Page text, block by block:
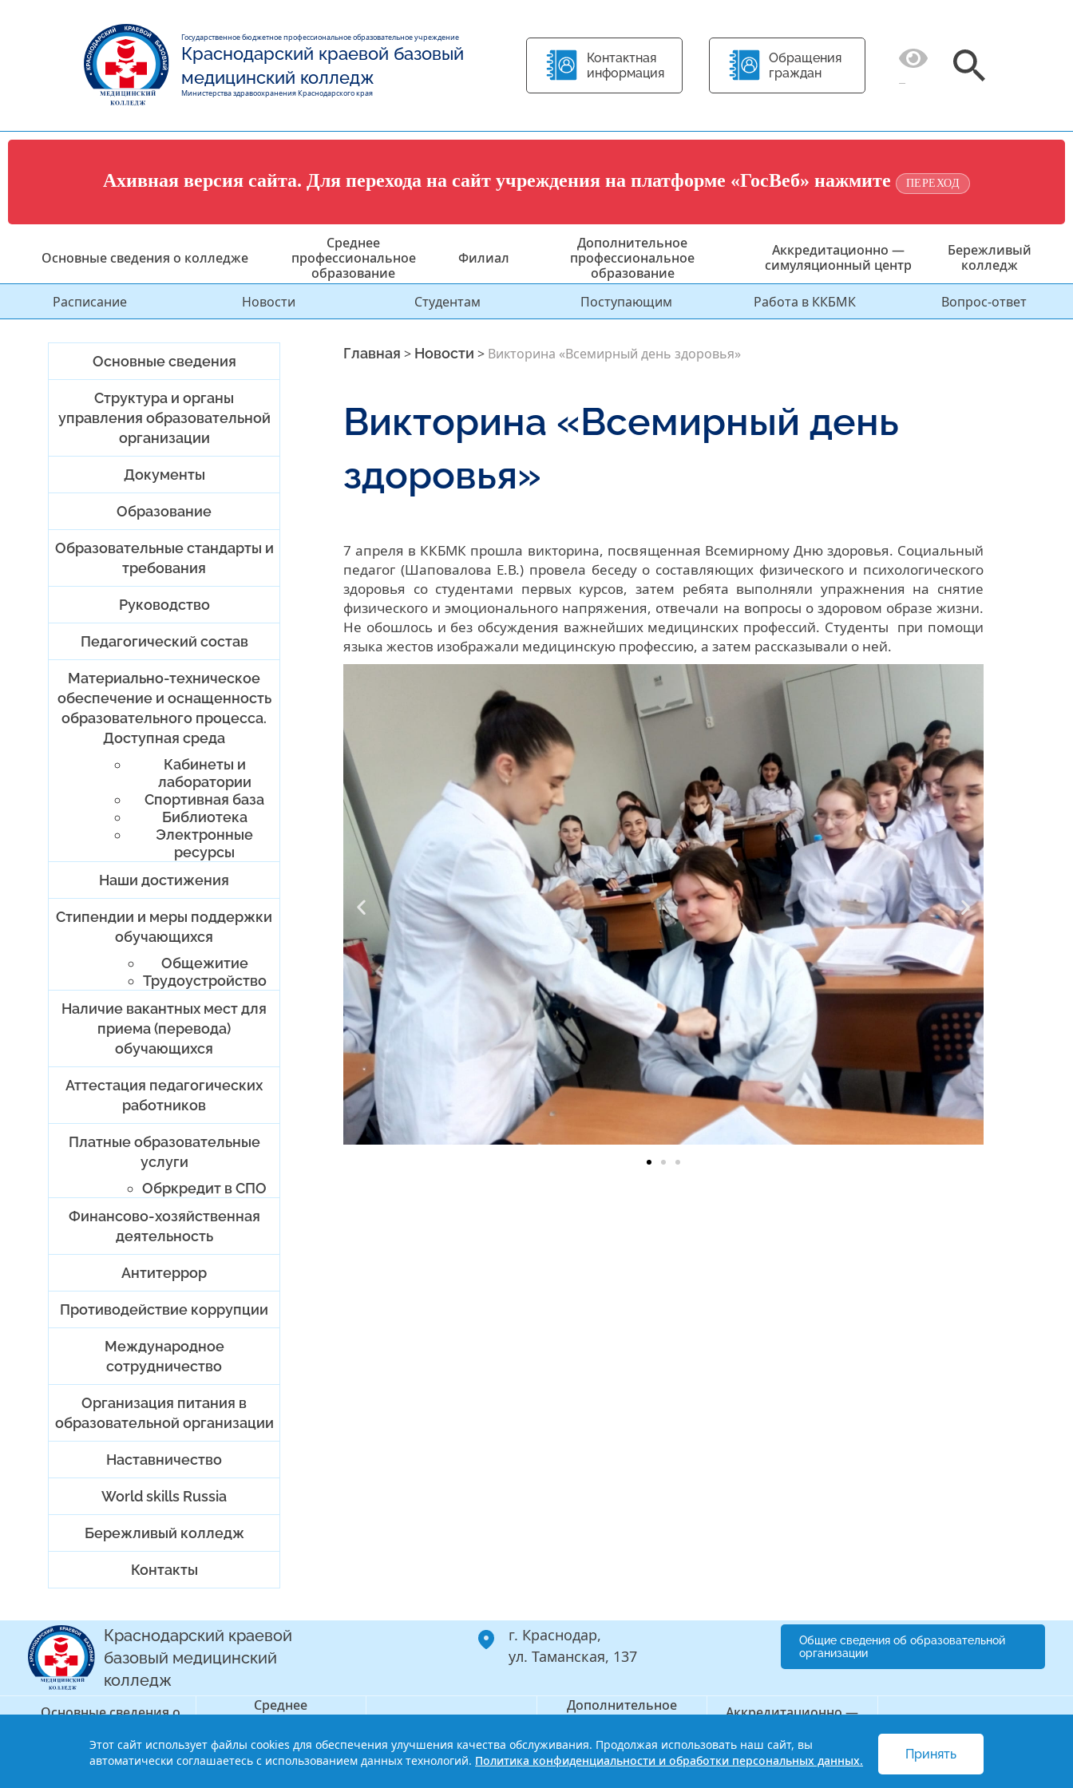
Государственное бюджетное профессиональное образовательное учреждение
Краснодарский краевой базовый
медицинский колледж
Министерства здравоохранения Краснодарского края
Контактная
информация
Обращения
граждан
Ахивная версия сайта. Для перехода на сайт учреждения на платформе «ГосВеб» нажмите ПЕРЕХОД
Основные сведения о колледже
Среднее
профессиональное
образование
Филиал
Дополнительное
профессиональное
образование
Аккредитационно —
симуляционный центр
Бережливый
колледж
Расписание Новости Студентам Поступающим Работа в ККБМК Вопрос-ответ
Основные сведения
Структура и органы
управления образовательной
организации
Документы
Образование
Образовательные стандарты и
требования
Руководство
Педагогический состав
Материально-техническое
обеспечение и оснащенность
образовательного процесса.
Доступная среда
Кабинеты и
лаборатории
Спортивная база
Библиотека
Электронные
ресурсы
Наши достижения
Стипендии и меры поддержки
обучающихся
Общежитие
Трудоустройство
Наличие вакантных мест для
приема (перевода)
обучающихся
Аттестация педагогических
работников
Платные образовательные
услуги
Обркредит в СПО
Финансово-хозяйственная
деятельность
Антитеррор
Противодействие коррупции
Международное
сотрудничество
Организация питания в
образовательной организации
Наставничество
World skills Russia
Бережливый колледж
Контакты
Главная > Новости > Викторина «Всемирный день здоровья»
Викторина «Всемирный день
здоровья»
7 апреля в ККБМК прошла викторина, посвященная Всемирному Дню здоровья. Социальный
педагог (Шаповалова Е.В.) провела беседу о составляющих физического и психологического
здоровья со студентами первых курсов, затем ребята выполняли упражнения на снятие
физического и эмоционального напряжения, отвечали на вопросы о здоровом образе жизни.
Не обошлось и без обсуждения важнейших медицинских профессий. Студенты при помощи
языка жестов изображали медицинскую профессию, а затем рассказывали о ней.
Краснодарский краевой
базовый медицинский
колледж
г. Краснодар,
ул. Таманская, 137
Общие сведения об образовательной
организации
Основные сведения о
Среднее
профессиональное
Филиал
Дополнительное
профессиональное
Аккредитационно —
Бережливый колледж
© 2013-2021 Краснодарский краевой базовый медицинский колледжПолитика конфиденциальности и обработки персональных данных
Этот сайт использует файлы cookies для обеспечения улучшения качества обслуживания. Продолжая использовать наш сайт, вы
автоматически соглашаетесь с использованием данных технологий. Политика конфиденциальности и обработки персональных данных. Принять